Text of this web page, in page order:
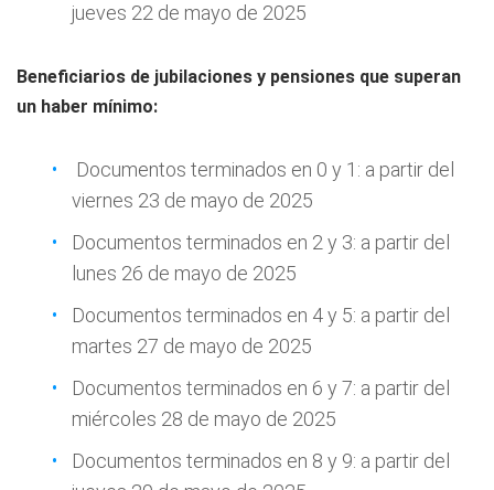
jueves 22 de mayo de 2025
Beneficiarios de jubilaciones y pensiones que superan
un haber mínimo:
Documentos terminados en 0 y 1: a partir del
viernes 23 de mayo de 2025
Documentos terminados en 2 y 3: a partir del
lunes 26 de mayo de 2025
Documentos terminados en 4 y 5: a partir del
martes 27 de mayo de 2025
Documentos terminados en 6 y 7: a partir del
miércoles 28 de mayo de 2025
Documentos terminados en 8 y 9: a partir del